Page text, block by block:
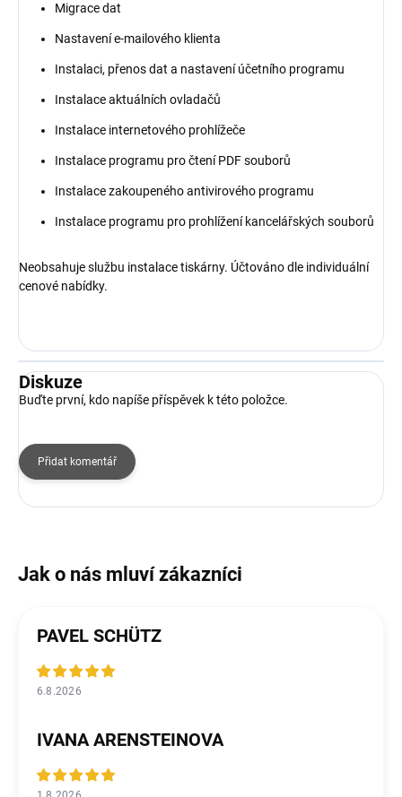
Migrace dat
Nastavení e-mailového klienta
Instalaci, přenos dat a nastavení účetního programu
Instalace aktuálních ovladačů
Instalace internetového prohlížeče
Instalace programu pro čtení PDF souborů
Instalace zakoupeného antivirového programu
Instalace programu pro prohlížení kancelářských souborů
Neobsahuje službu instalace tiskárny. Účtováno dle individuální
cenové nabídky.
Diskuze
Buďte první, kdo napíše příspěvek k této položce.
Přidat komentář
PAVEL SCHÜTZ
6.8.2026
IVANA ARENSTEINOVA